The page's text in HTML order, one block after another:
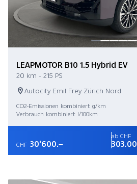
LEAPMOTOR B10 1.5 Hybrid EV
20 km - 215 PS
Autocity Emil Frey Zürich Nord
CO2-Emissionen kombiniert g/km
Verbrauch kombiniert l/100km
CHF 30'600.–
ab CHF
303.00